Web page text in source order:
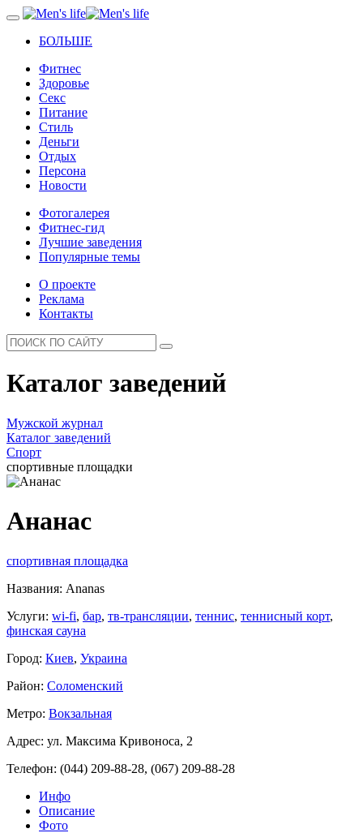
БОЛЬШЕ
Фитнес
Здоровье
Секс
Питание
Стиль
Деньги
Отдых
Персона
Новости
Фотогалерея
Фитнес-гид
Лучшие заведения
Популярные темы
О проекте
Реклама
Контакты
Каталог заведений
Мужской журнал
Каталог заведений
Спорт
спортивные площадки
Ананас
спортивная площадка
Названия: Ananas
Услуги: wi-fi, бар, тв-трансляции, теннис, теннисный корт,
финская сауна
Город: Киев, Украина
Район: Соломенский
Метро: Вокзальная
Адрес: ул. Максима Кривоноса, 2
Телефон: (044) 209-88-28, (067) 209-88-28
Инфо
Описание
Фото